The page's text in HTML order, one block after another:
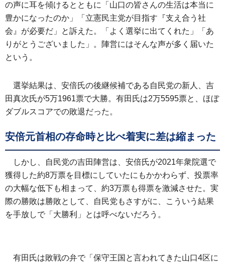
の声に耳を傾けるとともに「山口の皆さんの生活は本当に
豊かになったのか」「立憲民主党が目指す『支え合う社
会』が必要だ」と訴えた。「よく選挙に出てくれた」「あ
りがとうございました」。陣営にはそんな声が多く届いた
という。
選挙結果は、安倍氏の後継候補である自民党の新人、吉
田真次氏が5万1961票で大勝。有田氏は2万5595票と、ほぼ
ダブルスコアでの敗退だった。
安倍元首相の存命時と比べ着実に差は縮まった
しかし、自民党の吉田陣営は、安倍氏が2021年衆院選で
獲得した約8万票を目標にしていたにもかかわらず、投票率
の大幅な低下も相まって、約3万票も得票を激減させた。実
際の勝敗は勝敗として、自民党もさすがに、こういう結果
を手放しで「大勝利」とは呼べないだろう。
有田氏は敗戦の弁で「保守王国と言われてきた山口4区に